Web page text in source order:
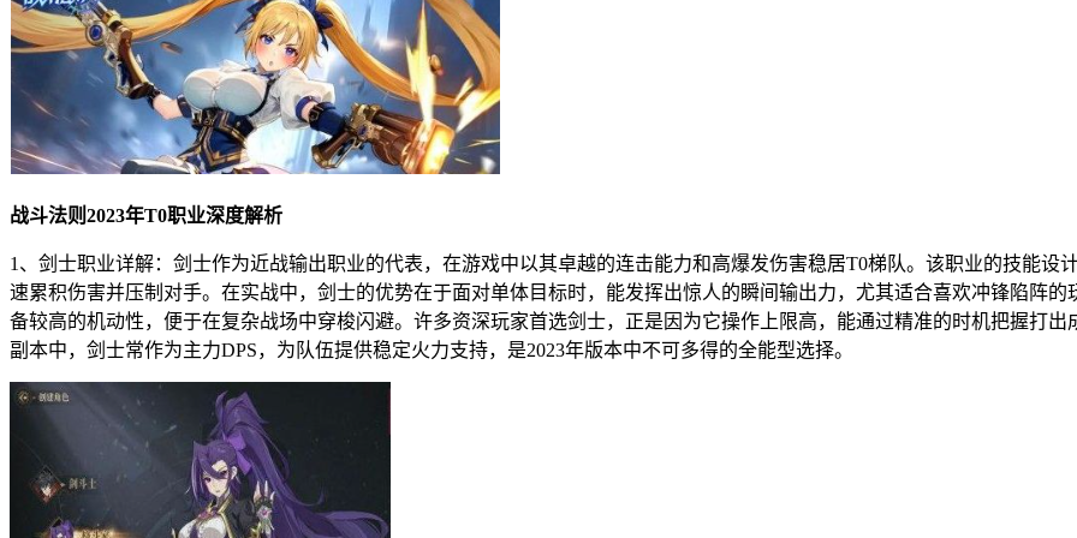
战斗法则2023年T0职业深度解析
1、剑士职业详解：剑士作为近战输出职业的代表，在游戏中以其卓越的连击能力和高爆发伤害稳居T0梯队。该职业的技能
速累积伤害并压制对手。在实战中，剑士的优势在于面对单体目标时，能发挥出惊人的瞬间输出力，尤其适合喜欢冲锋陷阵
备较高的机动性，便于在复杂战场中穿梭闪避。许多资深玩家首选剑士，正是因为它操作上限高，能通过精准的时机把握打
副本中，剑士常作为主力DPS，为队伍提供稳定火力支持，是2023年版本中不可多得的全能型选择。